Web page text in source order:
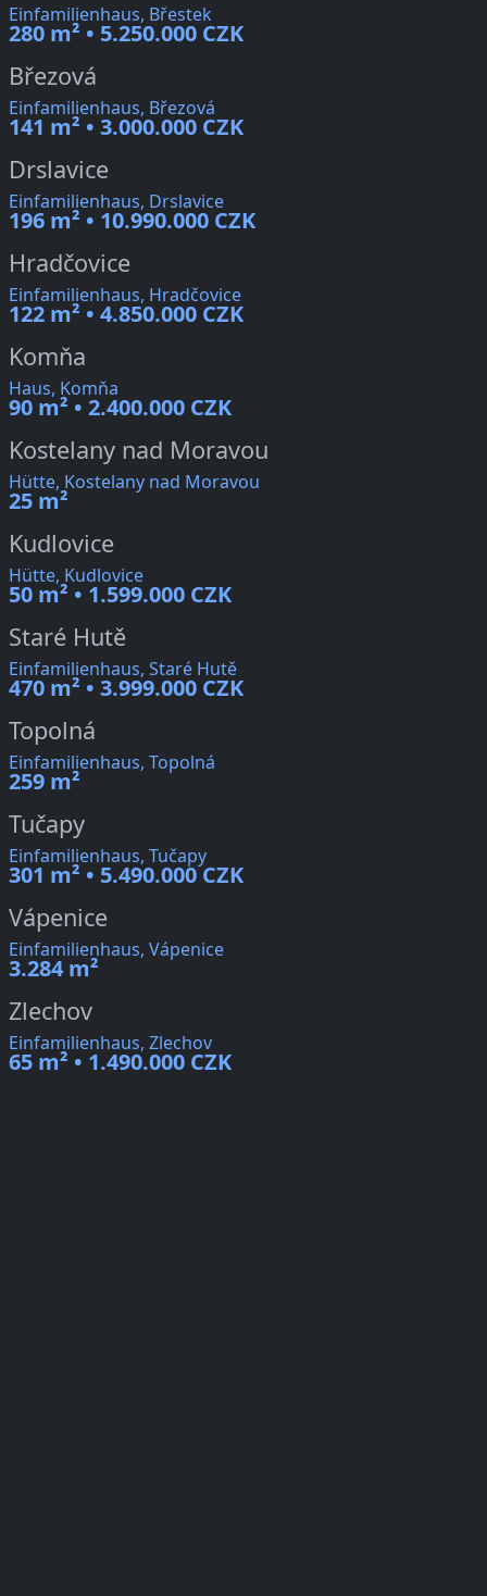
Einfamilienhaus, Břestek
280 m² • 5.250.000 CZK
Březová
Einfamilienhaus, Březová
141 m² • 3.000.000 CZK
Drslavice
Einfamilienhaus, Drslavice
196 m² • 10.990.000 CZK
Hradčovice
Einfamilienhaus, Hradčovice
122 m² • 4.850.000 CZK
Komňa
Haus, Komňa
90 m² • 2.400.000 CZK
Kostelany nad Moravou
Hütte, Kostelany nad Moravou
25 m²
Kudlovice
Hütte, Kudlovice
50 m² • 1.599.000 CZK
Staré Hutě
Einfamilienhaus, Staré Hutě
470 m² • 3.999.000 CZK
Topolná
Einfamilienhaus, Topolná
259 m²
Tučapy
Einfamilienhaus, Tučapy
301 m² • 5.490.000 CZK
Vápenice
Einfamilienhaus, Vápenice
3.284 m²
Zlechov
Einfamilienhaus, Zlechov
65 m² • 1.490.000 CZK